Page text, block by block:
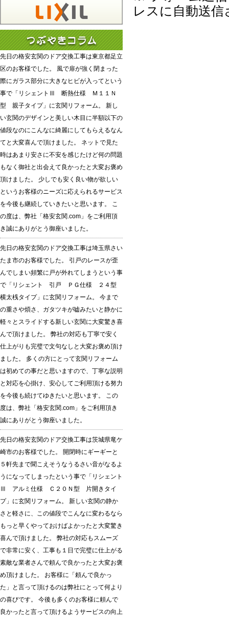
レスに自動送
先日の格安玄関のドア交換工事は東京都足立
区のお客様でした。 風で扉が強く閉まった
際にガラス部分に大きなヒビが入ってという
事で「リシェントⅢ 断熱仕様 Ｍ１１Ｎ
型 親子タイプ」に玄関リフォーム。 新し
い玄関のデザインと美しい木目に半額以下の
値段なのにこんなに綺麗にしてもらえるなん
てと大変喜んで頂けました。 ネットで見た
時はあまり安さに不安を感じたけど何の問題
もなく御社と出会えて良かったと大変お褒め
頂けました。 少しでも安く良い物が欲しい
というお客様のニーズに応えられるサービス
を今後も継続していきたいと思います。 こ
の度は、弊社「格安玄関.com」をご利用頂
き誠にありがとう御座いました。
先日の格安玄関のドア交換工事は埼玉県さい
たま市のお客様でした。 引戸のレースが歪
んでしまい頻繁に戸が外れてしまうという事
で「リシェント 引戸 ＰＧ仕様 ２４型
横太桟タイプ」に玄関リフォーム。 今まで
の重さや煩さ、ガタツキが嘘みたいと静かに
軽々とスライドする新しい玄関に大変驚き喜
んで頂けました。 弊社の対応も丁寧で安く
仕上がりも完璧で文句なしと大変お褒め頂け
ました。 多くの方にとって玄関リフォーム
は初めての事だと思いますので、丁寧な説明
と対応を心掛け、安心してご利用頂ける努力
を今後も続けてゆきたいと思います。 この
度は、弊社「格安玄関.com」をご利用頂き
誠にありがとう御座いました。
先日の格安玄関のドア交換工事は茨城県竜ケ
崎市のお客様でした。 開閉時にギーギーと
５軒先まで聞こえそうなうるさい音がなるよ
うになってしまったという事で「リシェント
Ⅲ アルミ仕様 Ｃ２０Ｎ型 片開きタイ
プ」に玄関リフォーム。 新しい玄関の静か
さと軽さに、この値段でこんなに変わるなら
もっと早くやっておけばよかったと大変驚き
喜んで頂けました。 弊社の対応もスムーズ
で非常に安く、工事も１日で完璧に仕上がる
素敵な業者さんで頼んで良かったと大変お褒
め頂けました。 お客様に「頼んで良かっ
た」と言って頂けるのは弊社にとって何より
の喜びです。 今後も多くのお客様に頼んで
良かったと言って頂けるようサービスの向上